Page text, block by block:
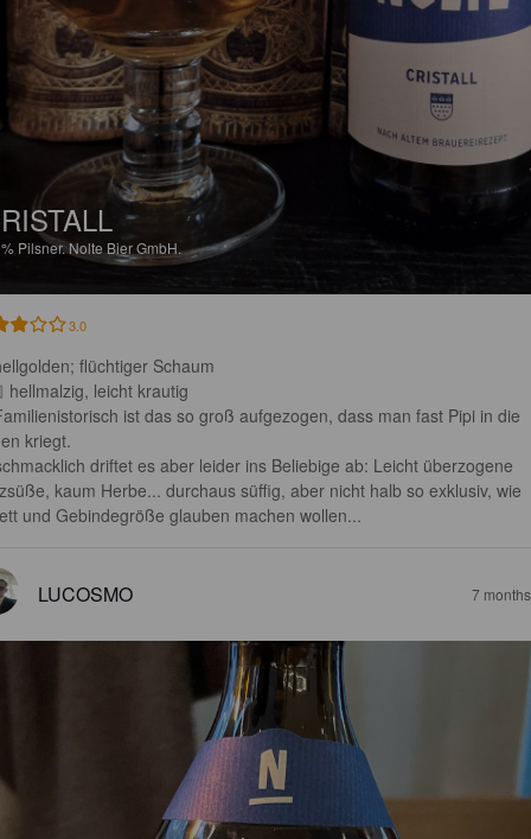
Pilsner.Nolte Bier GmbH.
3.0
flüchtiger Schaum
hellmalzig, leicht krautig
ist das so groß aufgezogen, dass man fast Pipi in die
kriegt.
driftet es aber leider ins Beliebige ab: Leicht überzogene
kaum Herbe... durchaus süffig, aber nicht halb so exklusiv, wie
und Gebindegröße glauben machen wollen...
LUCOSMO 7